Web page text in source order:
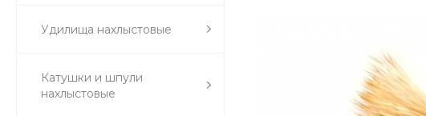
Удилища нахлыстовые
Катушки и шпули
нахлыстовые